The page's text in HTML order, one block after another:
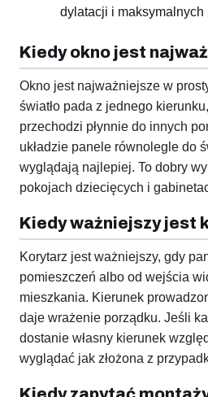
dylatacji i maksymalnych
Kiedy okno jest
Okno jest najważniejsze w
światło pada z jednego
przechodzi płynnie do innych
układzie panele równolegle do
wyglądają najlepiej. To dobry
pokojach dziecięcych i
Kiedy ważniejszy jest
Korytarz jest ważniejszy, gdy
pomieszczeń albo od wejścia
mieszkania. Kierunek
daje wrażenie porządku. Jeśli
dostanie własny kierunek
wyglądać jak złożona z